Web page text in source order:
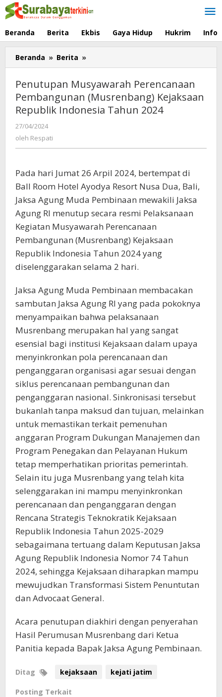
Lewati
ke
Beranda Berita Ekbis Gaya Hidup Hukrim Info
Beranda » Berita »
Musyawarah
Perencanaan
Pembangunan
(Musrenbang)
Kejaksaan
2024
Penutupan Musyawarah Perencanaan
Pembangunan (Musrenbang) Kejaksaan
Republik Indonesia Tahun 2024
27/04/2024
oleh Respati
Pada hari Jumat 26 Arpil 2024, bertempat di
Ball Room Hotel Ayodya Resort Nusa Dua, Bali,
Jaksa Agung Muda Pembinaan mewakili Jaksa
Agung RI menutup secara resmi Pelaksanaan
Kegiatan Musyawarah Perencanaan
Pembangunan (Musrenbang) Kejaksaan
Republik Indonesia Tahun 2024 yang
diselenggarakan selama 2 hari.
Jaksa Agung Muda Pembinaan membacakan
sambutan Jaksa Agung RI yang pada pokoknya
menyampaikan bahwa pelaksanaan
Musrenbang merupakan hal yang sangat
esensial bagi institusi Kejaksaan dalam upaya
menyinkronkan pola perencanaan dan
penganggaran organisasi agar sesuai dengan
siklus perencanaan pembangunan dan
penganggaran nasional. Sinkronisasi tersebut
bukanlah tanpa maksud dan tujuan, melainkan
untuk memastikan terkait pemenuhan
anggaran Program Dukungan Manajemen dan
Program Penegakan dan Pelayanan Hukum
tetap memperhatikan prioritas pemerintah.
Selain itu juga Musrenbang yang telah kita
selenggarakan ini mampu menyinkronkan
perencanaan dan penganggaran dengan
Rencana Strategis Teknokratik Kejaksaan
Republik Indonesia Tahun 2025-2029
sebagaimana tertuang dalam Keputusan Jaksa
Agung Republik Indonesia Nomor 74 Tahun
2024, sehingga Kejaksaan diharapkan mampu
mewujudkan Transformasi Sistem Penuntutan
dan Advocaat General.
Acara penutupan diakhiri dengan penyerahan
Hasil Perumusan Musrenbang dari Ketua
Panitia kepada Bapak Jaksa Agung Pembinaan.
Ditag kejaksaan kejati jatim
Posting Terkait